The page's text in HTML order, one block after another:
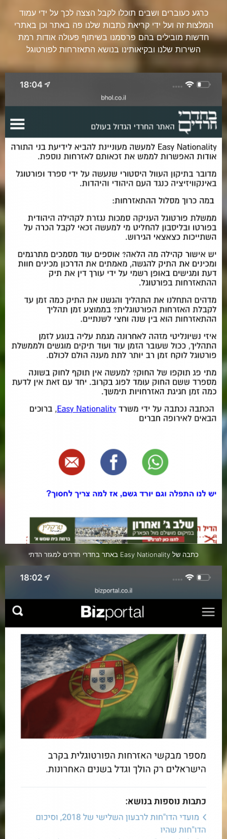
כרגע כעוברים ושבים תוכלו לקבל הצצה לכך על ידי עמוד
המלצות זה ועל ידי קריאתכתבות שלנו פה באתר וכן באתרי
חדשות מובילים בהם פרסמנו בשיתוף פעולה אודות רמת
השירות שלנו ובקיאותינו בנושא התאזרחות לפורטוגל
כתבה של Easy Nationality באתר בחדרי חדרים למגזר הדתי